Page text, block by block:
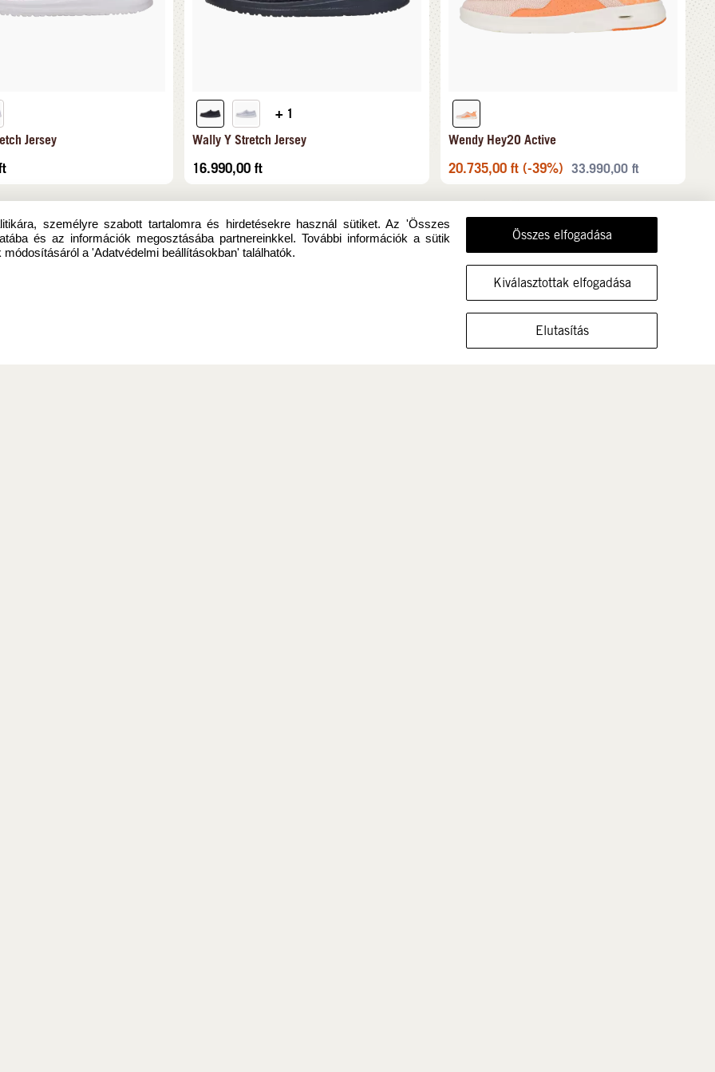
MUTASSA A CIPŐT EBBEN A MÉRETBEN
Jersey
+ 1
Wally Y Stretch Jersey
16.990,00 ft
Wendy Hey2O Active
20.735,00 ft (-39%) 33.990,00 ft
személyre szabott tartalomra és hirdetésekre használ sütiket. Az 'Összes
és az információk megosztásába partnereinkkel. További információk a sütik
a 'Adatvédelmi beállításokban' találhatók.
Összes elfogadása
Kiválasztottak elfogadása
Elutasítás